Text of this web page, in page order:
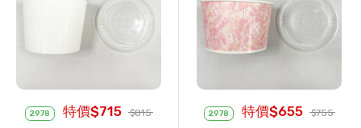
2978 特價$715 $815 2978 特價$655 $755